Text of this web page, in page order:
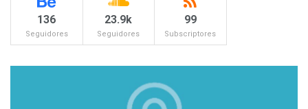
136
Seguidores
23.9k
Seguidores
99
Subscriptores